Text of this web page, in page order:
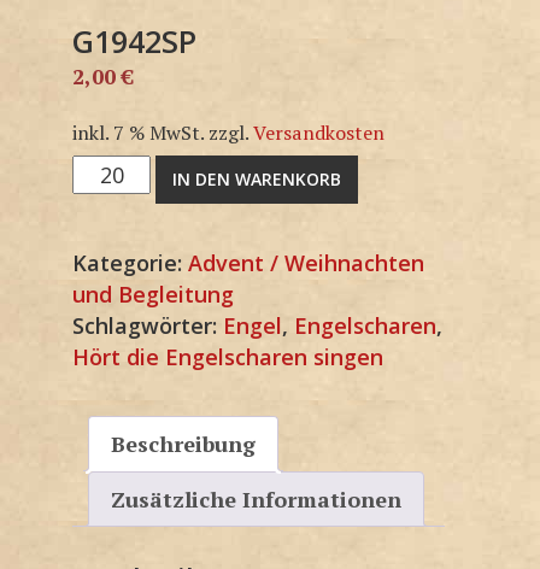
G1942SP
2,00€
inkl. 7 % MwSt. zzgl.Versandkosten
G1942SP
Menge
IN DEN WARENKORB
Kategorie: Advent / Weihnachten
und Begleitung
Schlagwörter: Engel, Engelscharen,
Hört die Engelscharen singen
Beschreibung
Zusätzliche Informationen